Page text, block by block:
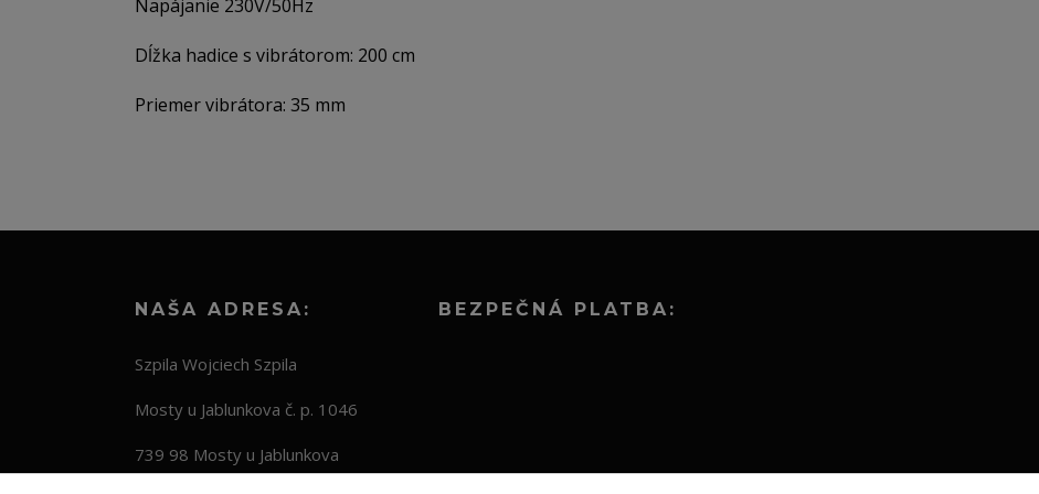
Napájanie 230V/50Hz
Dĺžka hadice s vibrátorom: 200 cm
Priemer vibrátora: 35 mm
NAŠA ADRESA:
Szpila Wojciech Szpila
Mosty u Jablunkova č. p. 1046
739 98 Mosty u Jablunkova
BEZPEČNÁ PLATBA: